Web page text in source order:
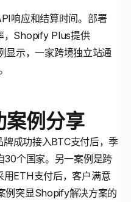
响应和结算时间。部署
，Shopify Plus提供
显示，一家跨境独立站通
案例分享
成功接入BTC支付后，季
30个国家。另一案例是跨
用ETH支付后，客户满意
例突显Shopify解决方案的